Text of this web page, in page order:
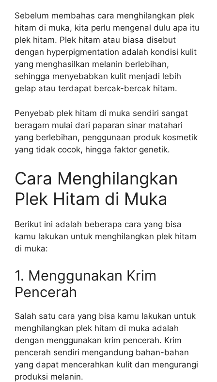
Sebelum membahas cara menghilangkan plek
hitam di muka, kita perlu mengenal dulu apa itu
plek hitam. Plek hitam atau biasa disebut
dengan hyperpigmentation adalah kondisi kulit
yang menghasilkan melanin berlebihan,
sehingga menyebabkan kulit menjadi lebih
gelap atau terdapat bercak-bercak hitam.
Penyebab plek hitam di muka sendiri sangat
beragam mulai dari paparan sinar matahari
yang berlebihan, penggunaan produk kosmetik
yang tidak cocok, hingga faktor genetik.
Cara Menghilangkan
Plek Hitam di Muka
Berikut ini adalah beberapa cara yang bisa
kamu lakukan untuk menghilangkan plek hitam
di muka:
1. Menggunakan Krim
Pencerah
Salah satu cara yang bisa kamu lakukan untuk
menghilangkan plek hitam di muka adalah
dengan menggunakan krim pencerah. Krim
pencerah sendiri mengandung bahan-bahan
yang dapat mencerahkan kulit dan mengurangi
produksi melanin.